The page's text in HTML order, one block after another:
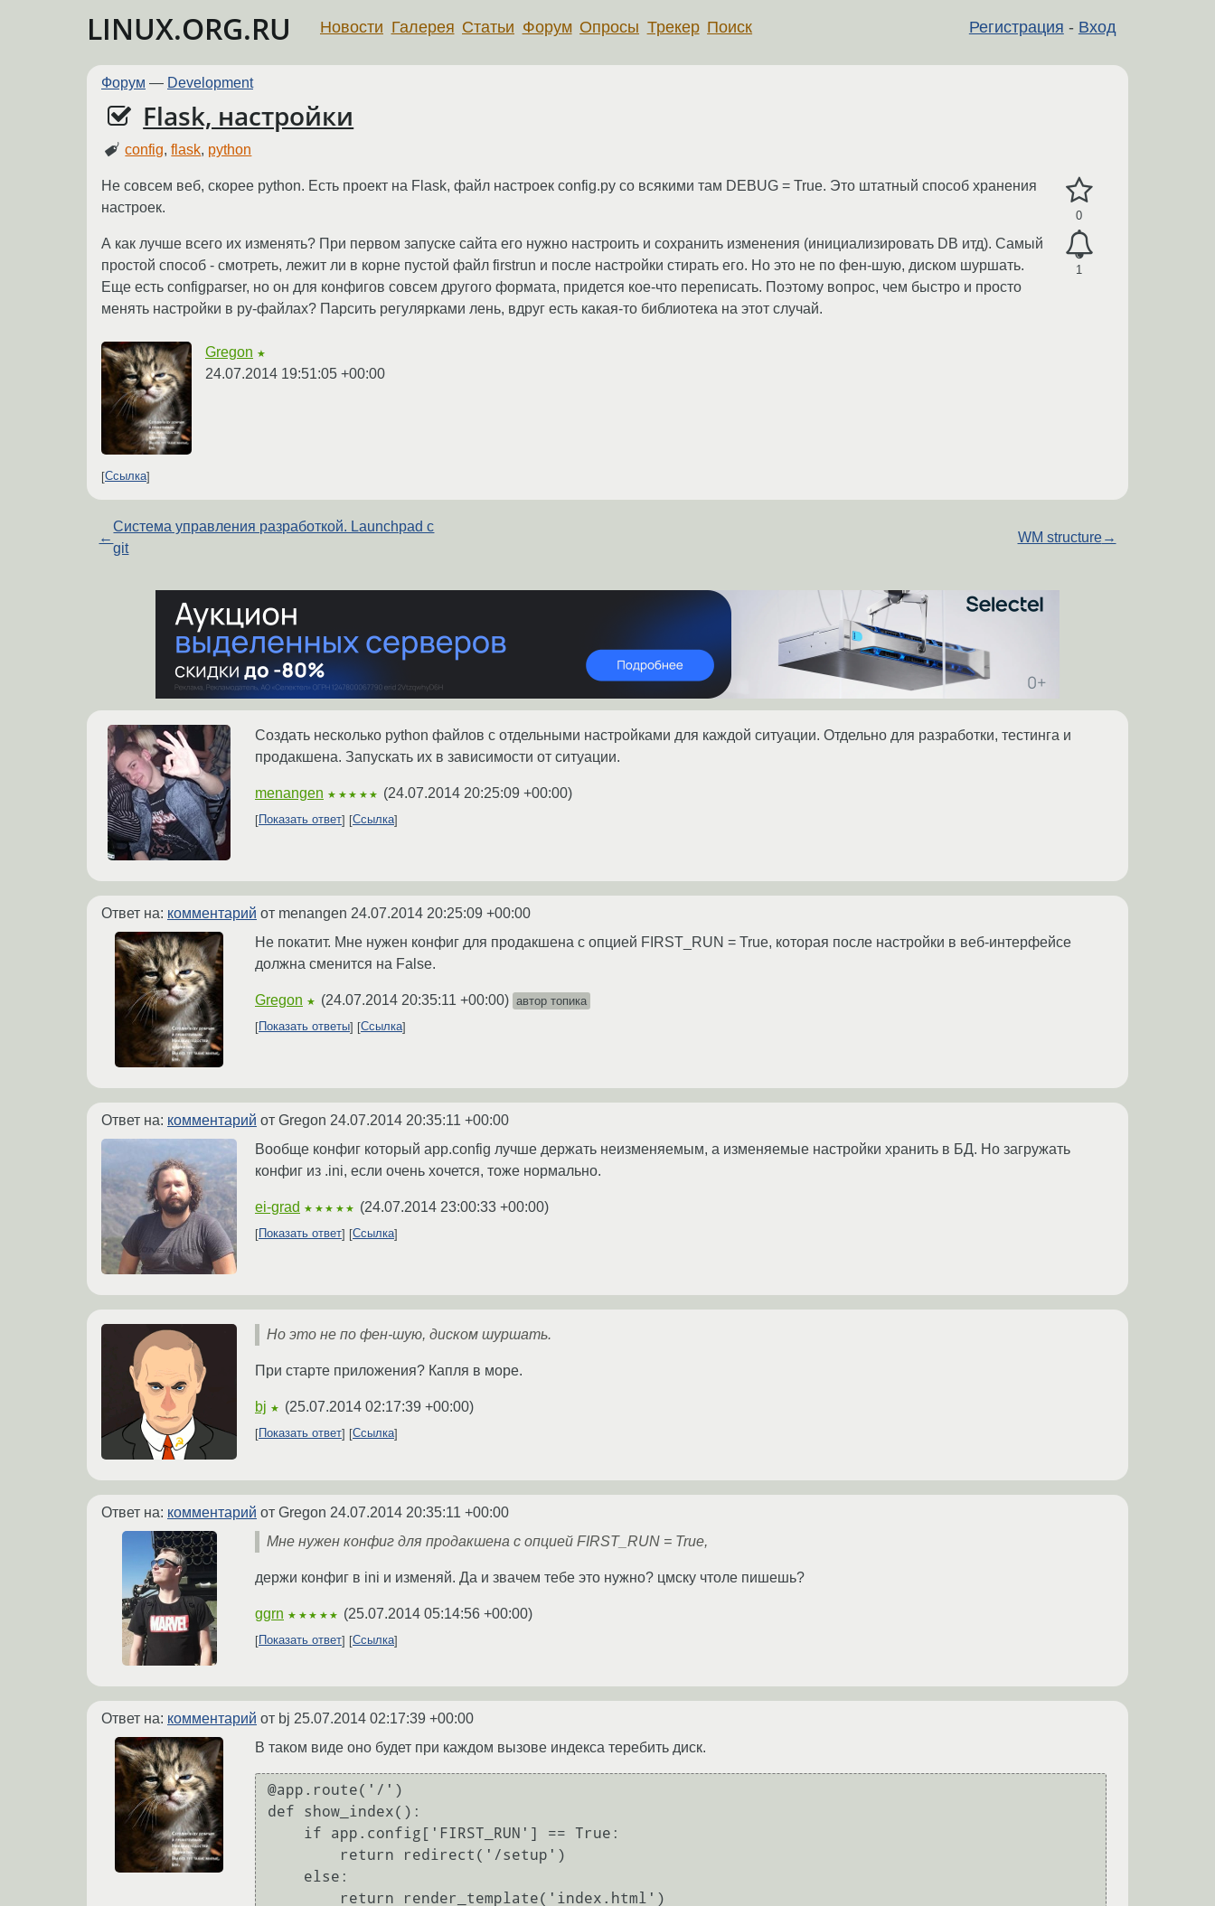
LINUX.ORG.RU Регистрация - Вход
Новости Галерея Статьи Форум Опросы Трекер Поиск
Форум — Development
Flask, настройки
config,flask, python
0
1
Не совсем веб, скорее python. Есть проект на Flask, файл настроек config.py со всякими там DEBUG = True. Это штатный способ хранения
настроек.
А как лучше всего их изменять? При первом запуске сайта его нужно настроить и сохранить изменения (инициализировать DB итд). Самый
простой способ - смотреть, лежит ли в корне пустой файл firstrun и после настройки стирать его. Но это не по фен-шую, диском шуршать.
Еще есть configparser, но он для конфигов совсем другого формата, придется кое-что переписать. Поэтому вопрос, чем быстро и просто
менять настройки в py-файлах? Парсить регулярками лень, вдруг есть какая-то библиотека на этот случай.
Gregon ★
24.07.2014 19:51:05 +00:00
Ссылка
←
Система управления разработкой. Launchpad с
git
WM structure→
Создать несколько python файлов с отдельными настройками для каждой ситуации. Отдельно для разработки, тестинга и
продакшена. Запускать их в зависимости от ситуации.
menangen ★★★★★ (24.07.2014 20:25:09 +00:00)
Показать ответ Ссылка
Ответ на: комментарий от menangen 24.07.2014 20:25:09 +00:00
Не покатит. Мне нужен конфиг для продакшена с опцией FIRST_RUN = True, которая после настройки в веб-интерфейсе
должна сменится на False.
Gregon ★ (24.07.2014 20:35:11 +00:00) автор топика
Показать ответы
Ссылка
Ответ на: комментарий от Gregon 24.07.2014 20:35:11 +00:00
Вообще конфиг который app.config лучше держать неизменяемым, а изменяемые настройки хранить в БД. Но загружать
конфиг из .ini, если очень хочется, тоже нормально.
ei-grad ★★★★★ (24.07.2014 23:00:33 +00:00)
Показать ответ Ссылка
Но это не по фен-шую, диском шуршать.
При старте приложения? Капля в море.
bj ★ (25.07.2014 02:17:39 +00:00)
Показать ответ Ссылка
Ответ на: комментарий от Gregon 24.07.2014 20:35:11 +00:00
Мне нужен конфиг для продакшена с опцией FIRST_RUN = True,
держи конфиг в ini и изменяй. Да и звачем тебе это нужно? цмску чтоле пишешь?
ggrn ★★★★★ (25.07.2014 05:14:56 +00:00)
Показать ответ Ссылка
Ответ на: комментарий от bj 25.07.2014 02:17:39 +00:00
В таком виде оно будет при каждом вызове индекса теребить диск.
@app.route('/')
def show_index():
        return render_template('index.html')